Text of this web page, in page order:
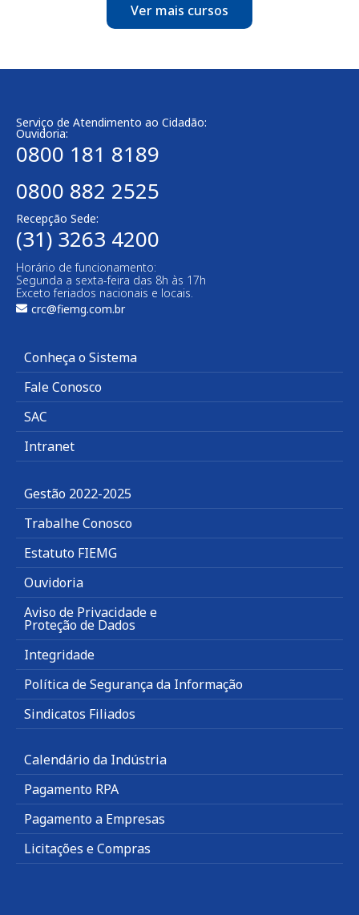
Ver mais cursos
Serviço de Atendimento ao Cidadão:
Ouvidoria:
0800 181 8189
0800 882 2525
Recepção Sede:
(31) 3263 4200
Horário de funcionamento:
Segunda a sexta-feira das 8h às 17h
Exceto feriados nacionais e locais.
crc@fiemg.com.br
Conheça o Sistema
Fale Conosco
SAC
Intranet
Gestão 2022-2025
Trabalhe Conosco
Estatuto FIEMG
Ouvidoria
Aviso de Privacidade e
Proteção de Dados
Integridade
Política de Segurança da Informação
Sindicatos Filiados
Calendário da Indústria
Pagamento RPA
Pagamento a Empresas
Licitações e Compras